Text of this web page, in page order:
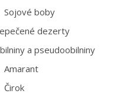
Sojové boby
dezerty
a pseudoobilniny
Amarant
Čirok